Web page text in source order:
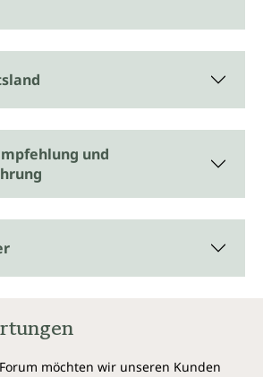
und
möchten wir unseren Kunden